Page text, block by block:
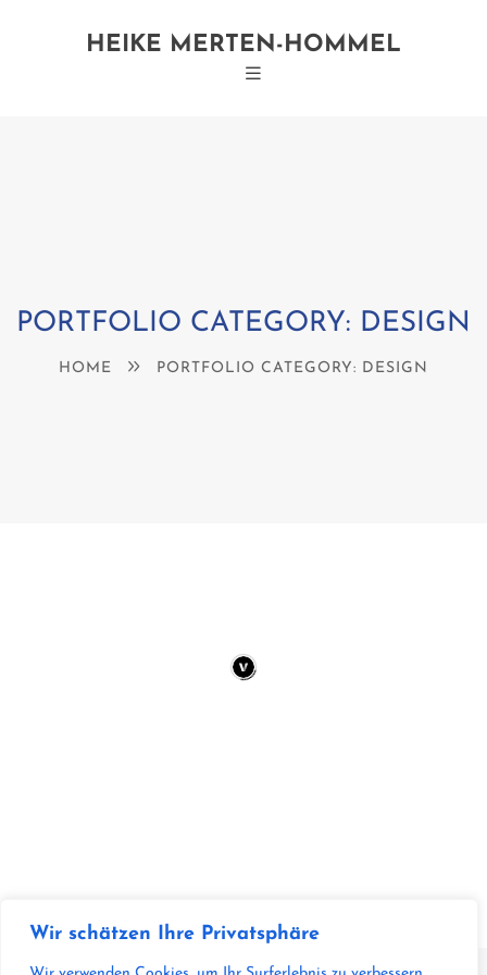
Wir schätzen Ihre Privatsphäre
HEIKE MERTEN-HOMMEL
PORTFOLIO CATEGORY: DESIGN
HOME PORTFOLIO CATEGORY: DESIGN